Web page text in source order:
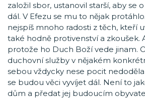
založil sbor, ustanovil starší, aby se
dál. V Efezu se mu to nějak
nejspíš mnoho radosti z těch, kteří
také hodně protivenství a zkoušek.
protože ho Duch Boží vede jinam.
duchovní služby v nějakém
sebou vždycky nese pocit
se budou věci vyvíjet dál. Není to
dům a předat jej budoucím